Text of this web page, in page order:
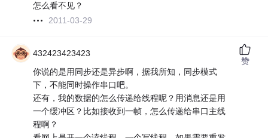
怎么看不见？
2011-03-29
432423423423
你说的是用同步还是异步啊，据我所知，同步模式
下，不能同时操作串口吧。
还有，我的数据的怎么传递给线程呢？用消息还是用
一个缓冲区？比如接收到一帧，怎么传递给串口主线
程啊？
赞